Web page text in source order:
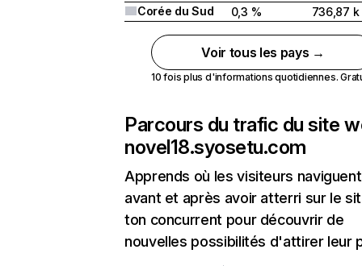
Corée du Sud
0,3 % 736,87 k
Voir tous les pays →
10 fois plus d'informations quotidiennes.
Parcours du trafic du site
novel18.syosetu.com
Apprends où les visiteurs naviguent
avant et après avoir atterri sur le
ton concurrent pour découvrir de
nouvelles possibilités d'attirer leur